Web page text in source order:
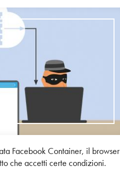
Facebook Container, il browser
che accetti certe condizioni.